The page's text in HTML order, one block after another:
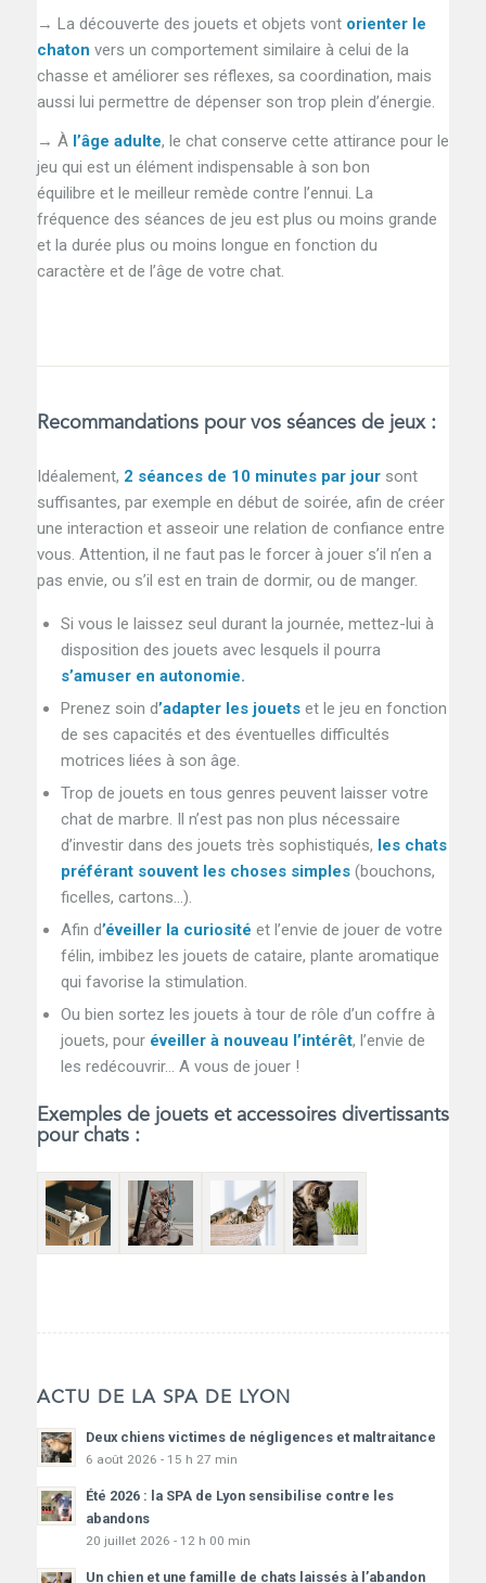
→ La découverte des jouets et objets vont orienter le
chaton vers un comportement similaire à celui de la
chasse et améliorer ses réflexes, sa coordination, mais
aussi lui permettre de dépenser son trop plein d’énergie.
→ À l’âge adulte, le chat conserve cette attirance pour le
jeu qui est un élément indispensable à son bon
équilibre et le meilleur remède contre l’ennui. La
fréquence des séances de jeu est plus ou moins grande
et la durée plus ou moins longue en fonction du
caractère et de l’âge de votre chat.
Recommandations pour vos séances de jeux :
Idéalement, 2 séances de 10 minutes par joursont
suffisantes, par exemple en début de soirée, afin de créer
une interaction et asseoir une relation de confiance entre
vous. Attention, il ne faut pas le forcer à jouer s’il n’en a
pas envie, ou s’il est en train de dormir, ou de manger.
Si vous le laissez seul durant la journée, mettez-lui à
disposition des jouets avec lesquels il pourra
s’amuser en autonomie.
Prenez soin d’adapter les jouetset le jeu en fonction
de ses capacités et des éventuelles difficultés
motrices liées à son âge.
Trop de jouets en tous genres peuvent laisser votre
chat de marbre. Il n’est pas non plus nécessaire
d’investir dans des jouets très sophistiqués, les chats
préférant souvent les choses simples(bouchons,
ficelles, cartons…).
Afin d’éveiller la curiosité et l’envie de jouer de votre
félin, imbibez les jouets de cataire, plante aromatique
qui favorise la stimulation.
Ou bien sortez les jouets à tour de rôle d’un coffre à
jouets, pouréveiller à nouveau l’intérêt, l’envie de
les redécouvrir… A vous de jouer !
Exemples de jouets et accessoires divertissants
pour chats :
ACTU DE LA SPA DE LYON
Deux chiens victimes de négligences et maltraitance
6 août 2026 - 15 h 27 min
Été 2026 : la SPA de Lyon sensibilise contre les
abandons
20 juillet 2026 - 12 h 00 min
Un chien et une famille de chats laissés à l’abandon